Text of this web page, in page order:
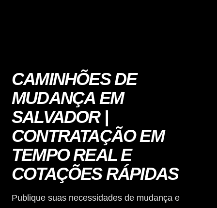
CAMINHÕES DE
MUDANÇA EM
SALVADOR |
CONTRATAÇÃO EM
TEMPO REAL E
COTAÇÕES RÁPIDAS
Publique suas necessidades de mudança e